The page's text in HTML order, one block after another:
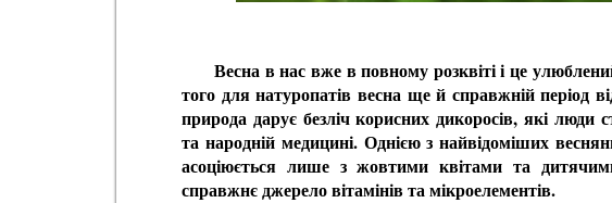
Весна в нас вже в повному розквіті і це
того для натуропатів весна ще й справжній період
природа дарує безліч корисних дикоросів, які люди
та народній медицині. Однією з найвідоміших
асоціюється лише з жовтими квітами та
справжнє джерело вітамінів та мікроелементів.